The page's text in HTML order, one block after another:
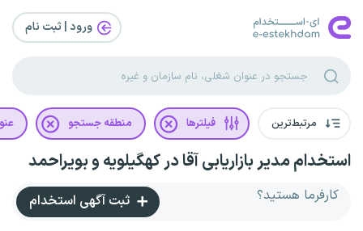
ورود | ثبت‌ نام
مرتبط‌ترین فیلترها منطقه جستجو
استخدام مدیر بازاریابی آقا در کهگیلویه و بویراحمد
کارفرما هستید؟ ثبت آگهی استخدام